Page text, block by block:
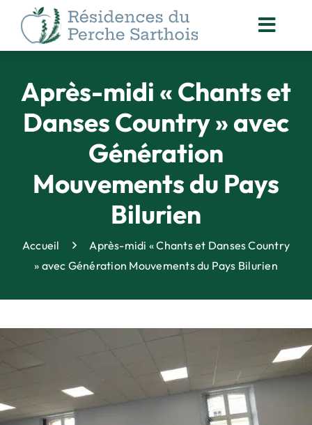
Passer
contenu
DES RÉSIDENTS
NOS
ACTUALITÉS
ORGANISATION
DES SOINS
ANIMATION
& VIE SOCIALE
ACCOMPAGNÉES
QUALITÉ
& MÉCÉNAT
Après-midi « Chants et
Danses Country » avec
Génération
Mouvements du Pays
Bilurien
Accueil
Après-midi « Chants et Danses Country
» avec Génération Mouvements du Pays Bilurien